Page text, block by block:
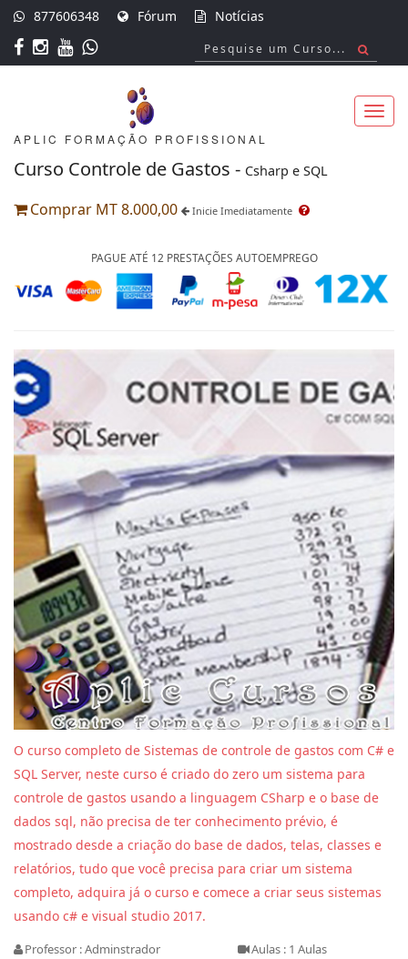
877606348 Fórum Notícias
APLIC FORMAÇÃO PROFISSIONAL
Curso Controle de Gastos - Csharp e SQL
Comprar MT 8.000,00 Inicie Imediatamente
PAGUE ATÉ 12 PRESTAÇÕES AUTOEMPREGO
O curso completo de Sistemas de controle de gastos com C# e
SQL Server, neste curso é criado do zero um sistema para
controle de gastos usando a linguagem CSharp e o base de
dados sql, não precisa de ter conhecimento prévio, é
mostrado desde a criação do base de dados, telas, classes e
relatórios, tudo que você precisa para criar um sistema
completo, adquira já o curso e comece a criar seus sistemas
usando c# e visual studio 2017.
Professor : Adminstrador
Aulas : 1 Aulas